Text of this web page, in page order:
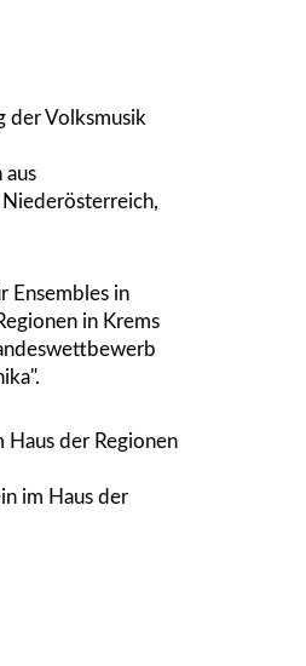
der Volksmusik
aus
Ensembles in
in Krems
der Regionen
im Haus der